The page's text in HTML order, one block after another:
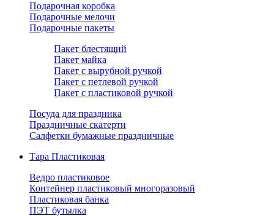
Подарочная коробка
Подарочные мелочи
Подарочные пакеты
Пакет блестящий
Пакет майка
Пакет с вырубной ручкой
Пакет с петлевой ручкой
Пакет с пластиковой ручкой
Посуда для праздника
Праздничные скатерти
Салфетки бумажные праздничные
Тара Пластиковая
Ведро пластиковое
Контейнер пластиковый многоразовый
Пластиковая банка
ПЭТ бутылка